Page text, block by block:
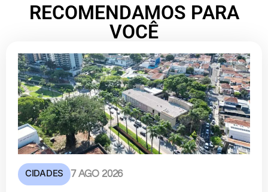
RECOMENDAMOS PARA
VOCÊ
CIDADES 7 AGO 2026